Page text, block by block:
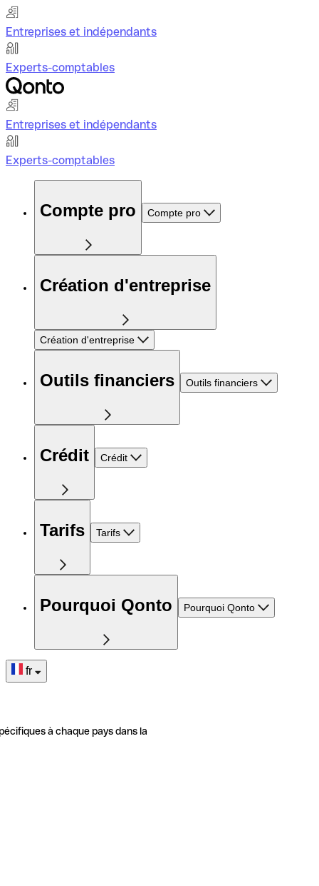
Entreprises et indépendants
Experts-comptables
Entreprises et indépendants
Experts-comptables
Compte pro Compte pro
Création d'entreprise
Création d'entreprise
Outils financiers Outils financiers
Crédit Crédit
Tarifs Tarifs
Pourquoi Qonto Pourquoi Qonto
fr
à chaque pays dans la